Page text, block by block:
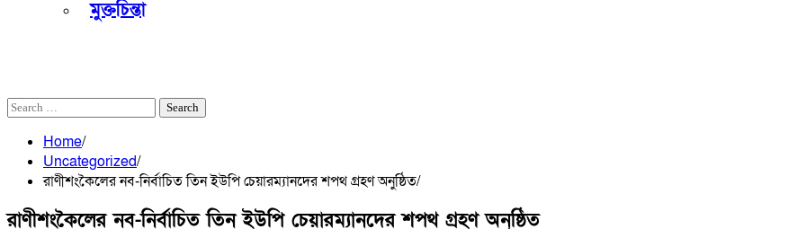
মুক্তচিন্তা
Search
Home
Uncategorized
রাণীশংকৈলের নব-নির্বাচিত তিন ইউপি চেয়ারম্যানদের শপথ গ্রহণ অনুষ্ঠিত
রাণীশংকৈলের নব-নির্বাচিত তিন ইউপি চেয়ারম্যানদের শপথ গ্রহণ অনুষ্ঠিত